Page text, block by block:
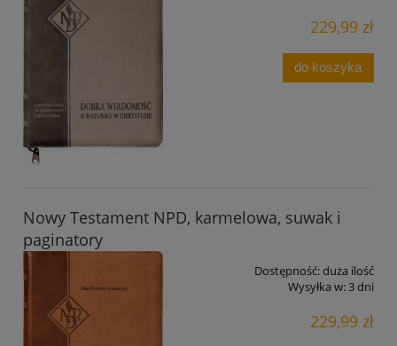
229,99 zł
do koszyka
Nowy Testament NPD, karmelowa, suwak i
paginatory
Dostępność:duża ilość
Wysyłka w: 3 dni
229,99 zł